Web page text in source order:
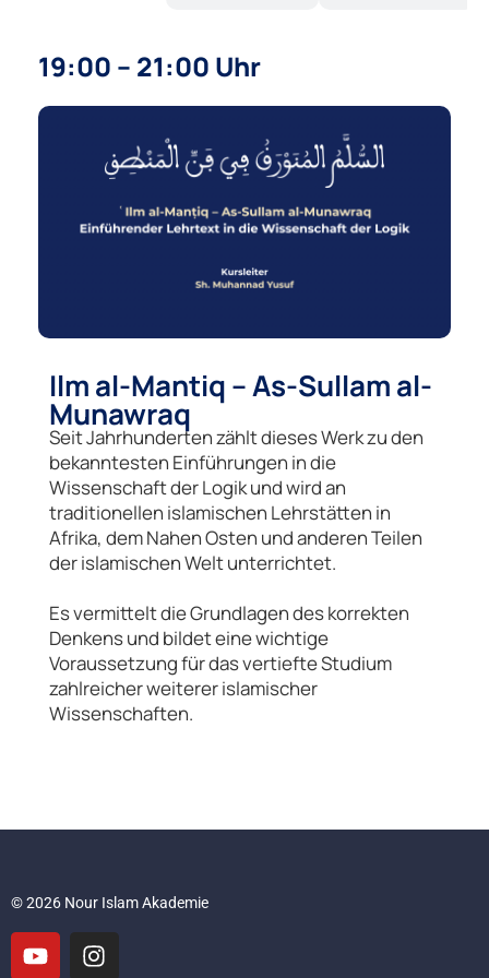
19:00 – 21:00 Uhr
Ilm al-Mantiq – As-Sullam al-
Munawraq
Seit Jahrhunderten zählt dieses Werk zu den
bekanntesten Einführungen in die
Wissenschaft der Logik und wird an
traditionellen islamischen Lehrstätten in
Afrika, dem Nahen Osten und anderen Teilen
der islamischen Welt unterrichtet.
Es vermittelt die Grundlagen des korrekten
Denkens und bildet eine wichtige
Voraussetzung für das vertiefte Studium
zahlreicher weiterer islamischer
Wissenschaften.
© 2026 Nour Islam Akademie